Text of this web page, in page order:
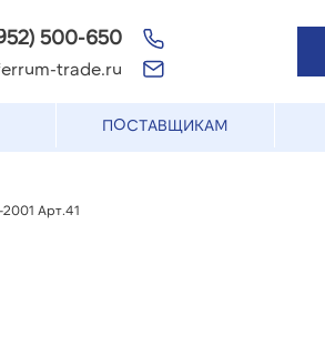
500-650
trade.ru
ПОСТАВЩИКАМ
Арт.41